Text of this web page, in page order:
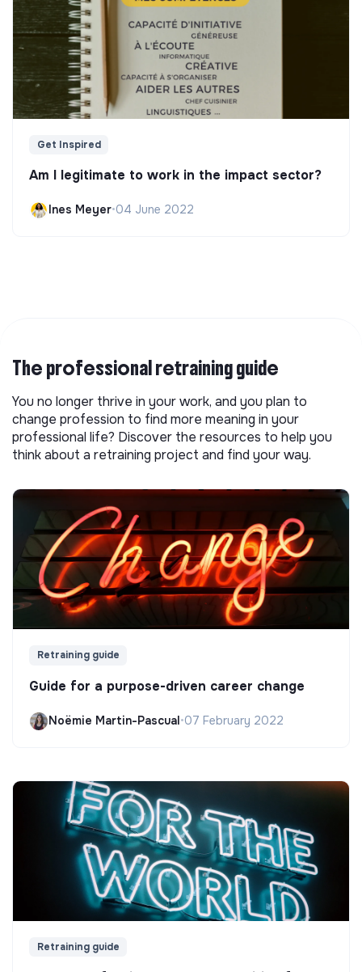
Get Inspired
Am I legitimate to work in the impact sector?
Ines Meyer•04 June 2022
The professional retraining guide
You no longer thrive in your work, and you plan to
change profession to find more meaning in your
professional life? Discover the resources to help you
think about a retraining project and find your way.
Retraining guide
Guide for a purpose-driven career change
Noëmie Martin-Pascual•07 February 2022
Retraining guide